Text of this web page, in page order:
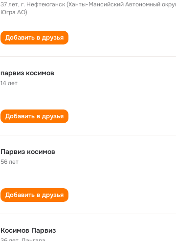
37 лет,г. Нефтеюганск (Ханты-Мансийский Автономный
Югра АО)
Добавить в друзья
парвиз косимов
14 лет
Добавить в друзья
Парвиз косимов
56 лет
Добавить в друзья
Косимов Парвиз